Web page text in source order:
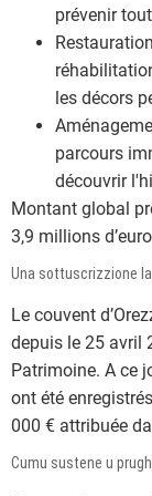
prévenir
les décors
parcours
découvrir
Montant global
3,9 millions
​Una sottuscrizzione
Le couvent
depuis le 25 avril
Patrimoine. A ce
ont été
000 € attribuée
Cumu sustene u